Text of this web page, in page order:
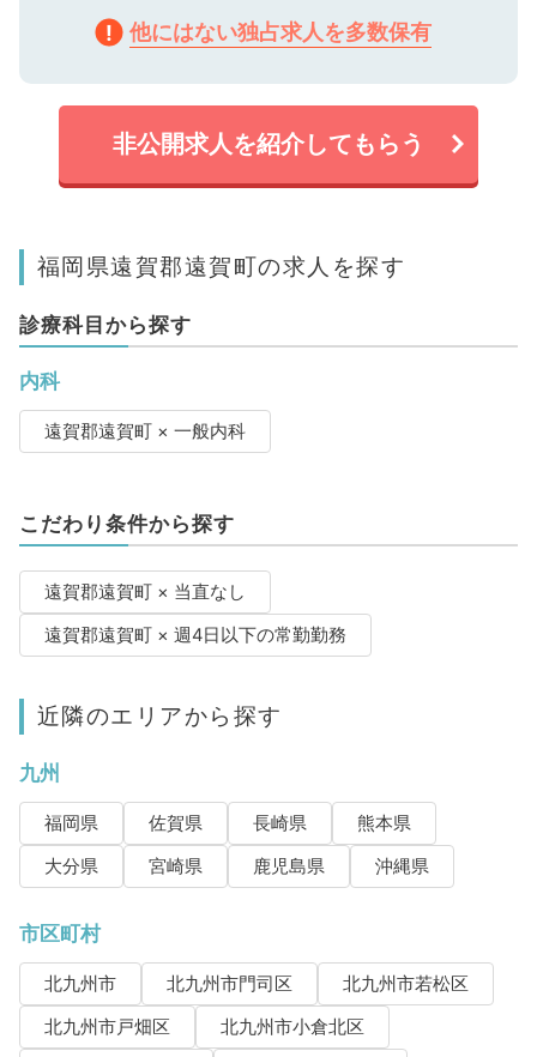
他にはない独占求人を多数保有
非公開求人を紹介してもらう
福岡県遠賀郡遠賀町の求人を探す
診療科目から探す
内科
遠賀郡遠賀町 × 一般内科
こだわり条件から探す
遠賀郡遠賀町 × 当直なし
遠賀郡遠賀町 × 週4日以下の常勤勤務
近隣のエリアから探す
九州
福岡県 佐賀県 長崎県
熊本県
大分県
宮崎県 鹿児島県 沖縄県
市区町村
北九州市 北九州市門司区
北九州市若松区
北九州市戸畑区
北九州市小倉北区